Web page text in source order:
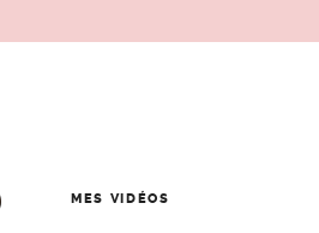
MES VIDÉOS